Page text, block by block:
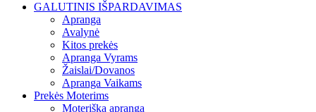
GALUTINIS IŠPARDAVIMAS
Apranga
Avalynė
Kitos prekės
Apranga Vyrams
Žaislai/Dovanos
Apranga Vaikams
Prekės Moterims
Moteriška apranga